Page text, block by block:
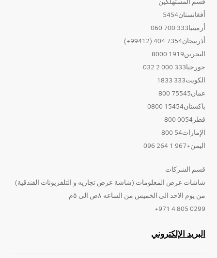
أفغانستان5454
أرمينيا333 700 060
أذربيجان7354 404 (99412+)
البحرين1919 8000
جورجيا333 000 2 032
الكويت333 1833
عمان75545 800
باكستان15454 0800
قطر0054 800
الإمارات54 800
اليمن+967 1 264 096
قسم الشركات
شاشات عرض المعلومات (شاشة عرض تجاريه و التلفزيونات الفندقية)
من يوم الاحد الى الخميس من الساعه ٨ص الى ٥م
0299 805 4 971+
البريد الإلكتروني